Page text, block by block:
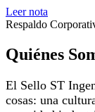
Leer nota
Respaldo
Quiénes
El Sello ST
cosas: una